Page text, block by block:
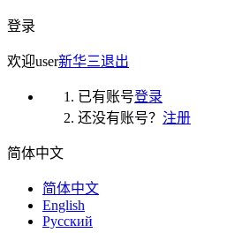
登录
欢迎user新华三退出
已有账号登录
还没有账号？ 注册
简体中文
简体中文
English
Русский